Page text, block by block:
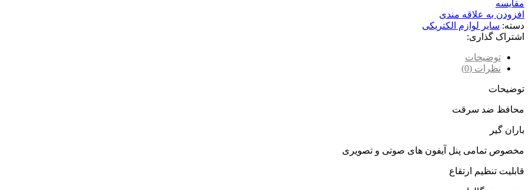
مقایسه
افزودن به علاقه مندی
دسته: سایر لوازم الکتریکی
اشتراک گذاری:
توضیحات
نظرات (0)
توضیحات
محافظ ضد سرقت
باران گیر
مخصوص تمامی پنل آیفون های صوتی و تصویری
قابلیت تنظیم ارتقاع